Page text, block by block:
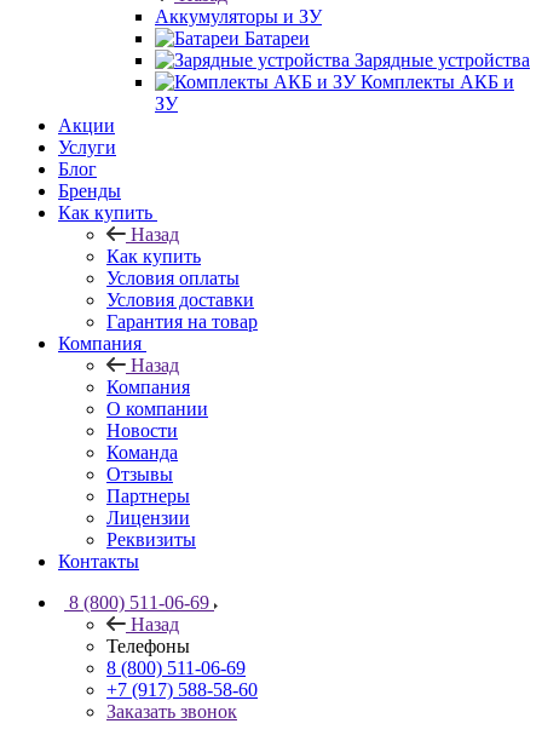
Аккумуляторы и ЗУ
Батареи
Зарядные устройства
Комплекты АКБ и
ЗУ
Акции
Услуги
Блог
Бренды
Как купить
Назад
Как купить
Условия оплаты
Условия доставки
Гарантия на товар
Компания
Назад
Компания
О компании
Новости
Команда
Отзывы
Партнеры
Лицензии
Реквизиты
Контакты
8 (800) 511-06-69
Назад
Телефоны
8 (800) 511-06-69
+7 (917) 588-58-60
Заказать звонок